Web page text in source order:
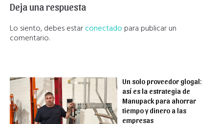
Deja una respuesta
Lo siento, debes estarconectado para publicar un
comentario.
Un solo proveedor glogal:
así es la estrategia de
Manupack para ahorrar
tiempo y dinero a las
empresas